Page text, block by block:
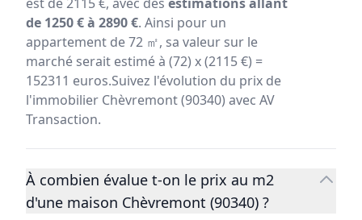
de 1250 € à 2890 €. Ainsi pour un
appartement de 72 ㎡, sa valeur sur le
marché serait estimé à (72) x (2115 €) =
152311 euros.Suivez l'évolution du prix de
l'immobilier Chèvremont (90340) avec AV
Transaction.
À combien évalue t-on le prix au m2
d'une maison Chèvremont (90340) ?